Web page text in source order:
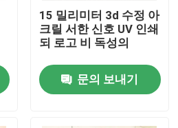
15 밀리미터 3d 수정 아
크릴 서한 신호 UV 인쇄
되 로고 비 독성의
문의 보내기